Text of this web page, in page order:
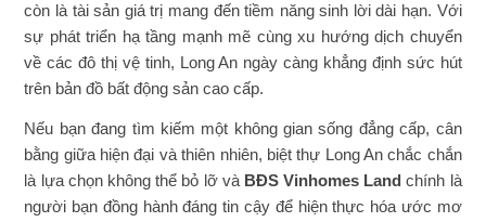
còn là tài sản giá trị mang đến tiềm năng sinh lời dài hạn. Với
sự phát triển hạ tầng mạnh mẽ cùng xu hướng dịch chuyển
về các đô thị vệ tinh, Long An ngày càng khẳng định sức hút
trên bản đồ bất động sản cao cấp.
Nếu bạn đang tìm kiếm một không gian sống đẳng cấp, cân
bằng giữa hiện đại và thiên nhiên, biệt thự Long An chắc chắn
là lựa chọn không thể bỏ lỡ và BĐS Vinhomes Land chính là
người bạn đồng hành đáng tin cậy để hiện thực hóa ước mơ